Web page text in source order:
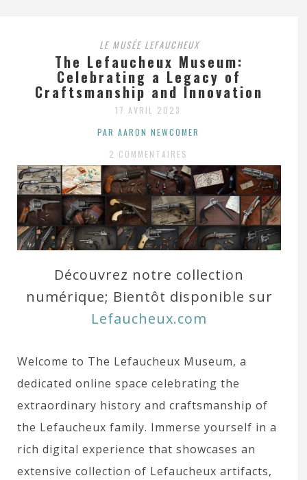
LE MUSÉE LEFAUCHEUX
The Lefaucheux Museum:
Celebrating a Legacy of
Craftsmanship and Innovation
17 AVRIL 2023
PAR AARON NEWCOMER
2 COMMENTAIRES
Découvrez notre collection
numérique; Bientôt disponible sur
Lefaucheux.com
Welcome to The Lefaucheux Museum, a
dedicated online space celebrating the
extraordinary history and craftsmanship of
the Lefaucheux family. Immerse yourself in a
rich digital experience that showcases an
extensive collection of Lefaucheux artifacts,